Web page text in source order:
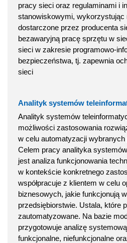
pracy sieci oraz regulaminami i
stanowiskowymi, wykorzystując
dostarczone przez producenta
bezawaryjną pracę sprzętu w
sieci w zakresie programowo-
bezpieczeństwa, tj. zapewnia
sieci
Analityk systemów
Analityk systemów
możliwości zastosowania
w celu automatyzacji wybranych
Celem pracy analityka
jest analiza funkcjonowania
w kontekście konkretnego
współpracuje z klientem w celu
biznesowych, jakie funkcjonują
przedsiębiorstwie. Ustala, które
zautomatyzowane. Na bazie
przygotowuje analizę
funkcjonalne, niefunkcjonalne